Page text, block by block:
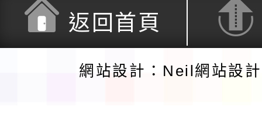
返回首頁
網站設計：Neil網站設